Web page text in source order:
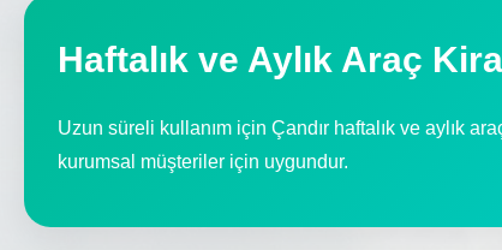
Haftalık ve Aylık Araç
Uzun süreli kullanım için Çandır haftalık ve aylık
kurumsal müşteriler için uygundur.